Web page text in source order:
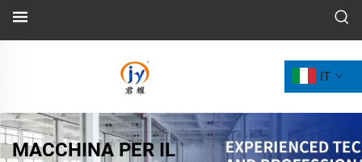
IT
MACCHINA PER IL